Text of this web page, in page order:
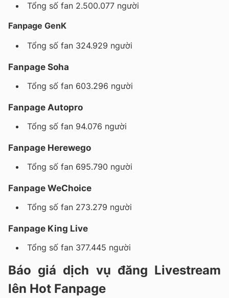
Tổng số fan 2.500.077 người
Fanpage GenK
Tổng số fan 324.929 người
Fanpage Soha
Tổng số fan 603.296 người
Fanpage Autopro
Tổng số fan 94.076 người
Fanpage Herewego
Tổng số fan 695.790 người
Fanpage WeChoice
Tổng số fan 273.279 người
Fanpage King Live
Tổng số fan 377.445 người
Báo giá dịch vụ đăng Livestream
lên Hot Fanpage